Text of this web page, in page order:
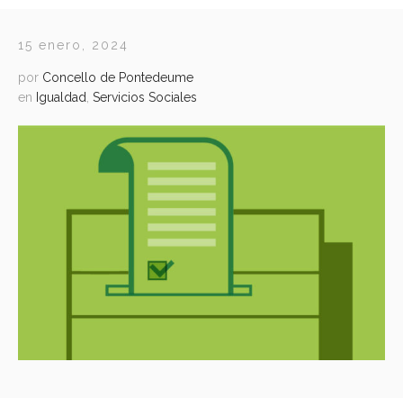
15 enero, 2024
por Concello de Pontedeume
en Igualdad Servicios Sociales